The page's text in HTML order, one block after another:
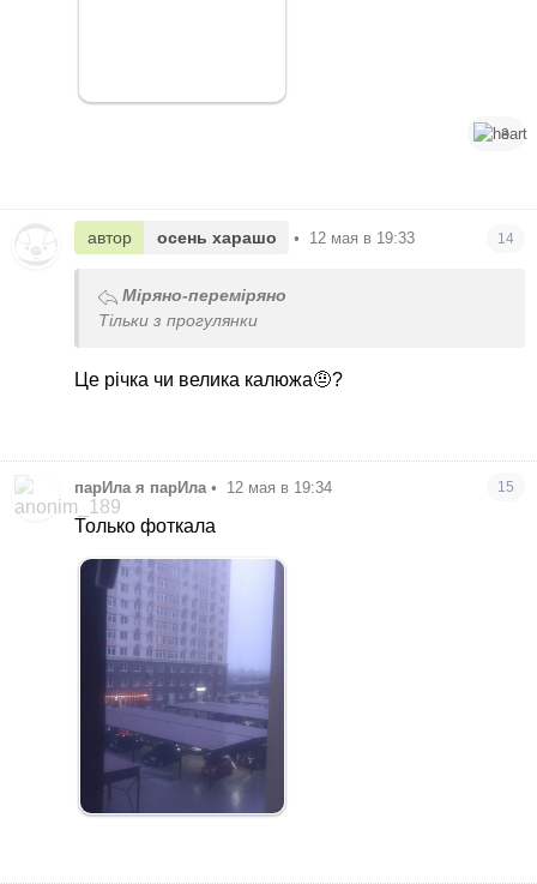
3
автор осень харашо • 12 мая в 19:33 14
Міряно-переміряно
Тільки з прогулянки
Це річка чи велика калюжа🤨?
парИла я парИла • 12 мая в 19:34 15
Только фоткала